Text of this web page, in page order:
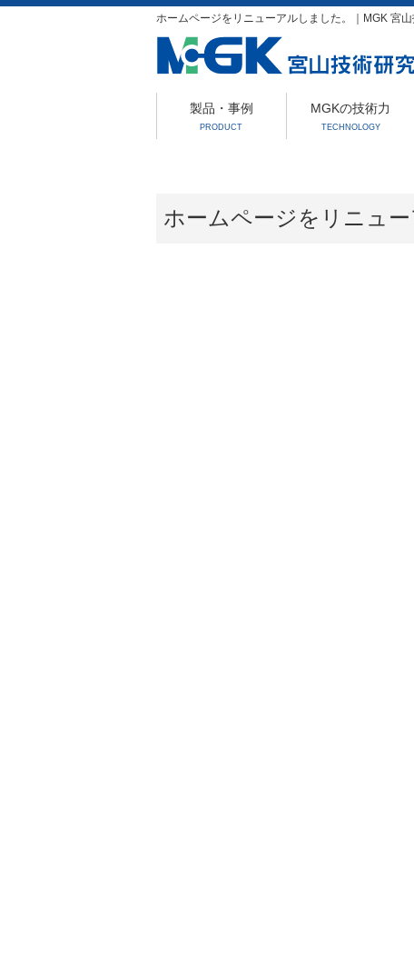
ホームページをリニューアルしました。｜MGK 宮
製品・事例
PRODUCT
MGKの技術力
TECHNOLOGY
ホームページをリニュー